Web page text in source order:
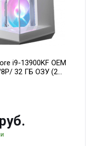
i9-13900KF OEM
8P/ 32 ГБ ОЗУ (2
OC 16GB GDDR6